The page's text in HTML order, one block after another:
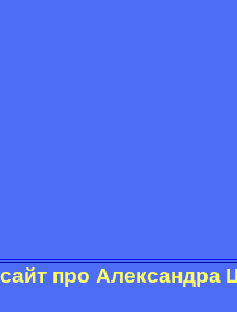
про Александра